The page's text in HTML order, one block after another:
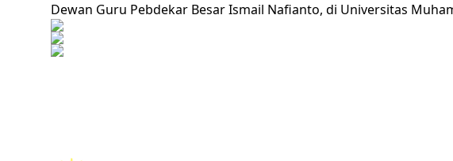
Dewan Guru Pebdekar Besar Ismail Nafianto, di Universitas